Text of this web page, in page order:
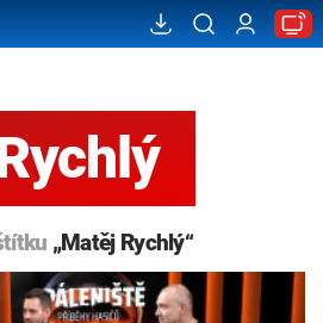
„Matěj Rychlý“